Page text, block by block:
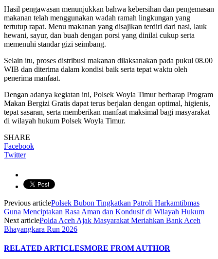
Hasil pengawasan menunjukkan bahwa kebersihan dan pengemasan
makanan telah menggunakan wadah ramah lingkungan yang
tertutup rapat. Menu makanan yang disajikan terdiri dari nasi, lauk
hewani, sayur, dan buah dengan porsi yang dinilai cukup serta
memenuhi standar gizi seimbang.
Selain itu, proses distribusi makanan dilaksanakan pada pukul 08.00
WIB dan diterima dalam kondisi baik serta tepat waktu oleh
penerima manfaat.
Dengan adanya kegiatan ini, Polsek Woyla Timur berharap Program
Makan Bergizi Gratis dapat terus berjalan dengan optimal, higienis,
tepat sasaran, serta memberikan manfaat maksimal bagi masyarakat
di wilayah hukum Polsek Woyla Timur.
SHARE
Facebook
Twitter
Previous articlePolsek Bubon Tingkatkan Patroli Harkamtibmas
Guna Menciptakan Rasa Aman dan Kondusif di Wilayah Hukum
Next articlePolda Aceh Ajak Masyarakat Meriahkan Bank Aceh
Bhayangkara Run 2026
RELATED ARTICLESMORE FROM AUTHOR